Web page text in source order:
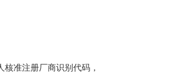
准注册厂商识别代码，